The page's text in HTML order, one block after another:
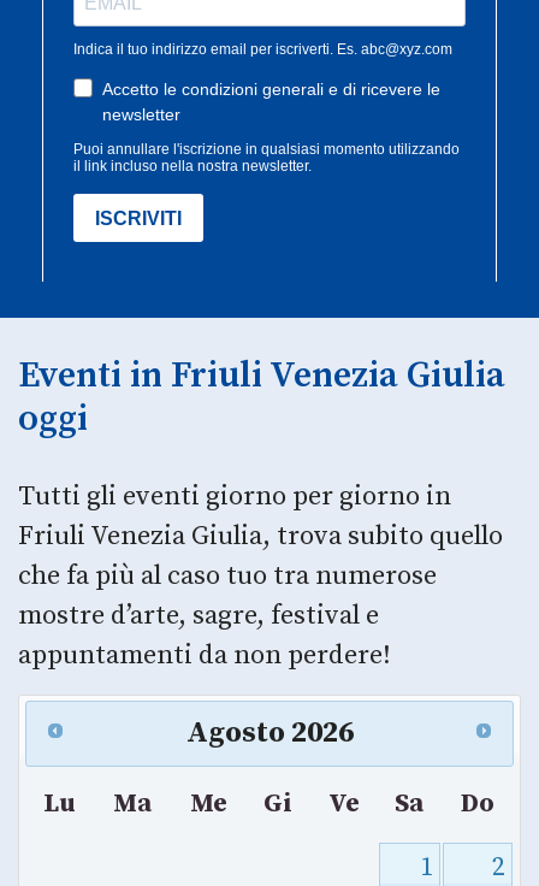
Eventi in Friuli Venezia Giulia
oggi
Tutti gli eventi giorno per giorno in
Friuli Venezia Giulia, trova subito quello
che fa più al caso tuo tra numerose
mostre d’arte, sagre, festival e
appuntamenti da non perdere!
Agosto 2026
Lu Ma Me Gi Ve Sa
Do
1
2